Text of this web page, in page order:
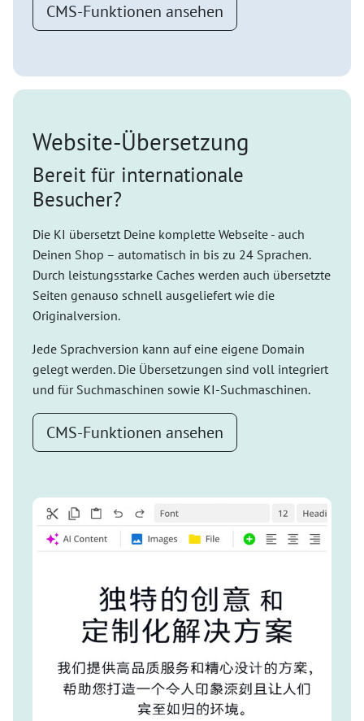
CMS-Funktionen ansehen
Website-Übersetzung
Bereit für internationale
Besucher?
Die KI übersetzt Deine komplette Webseite - auch
Deinen Shop – automatisch in bis zu 24 Sprachen.
Durch leistungsstarke Caches werden auch übersetzte
Seiten genauso schnell ausgeliefert wie die
Originalversion.
Jede Sprachversion kann auf eine eigene Domain
gelegt werden. Die Übersetzungen sind voll integriert
und für Suchmaschinen sowie KI-Suchmaschinen.
CMS-Funktionen ansehen